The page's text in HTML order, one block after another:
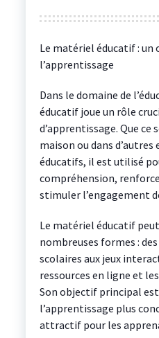
Le matériel éducatif :
l’apprentissage
Dans le domaine de
éducatif joue un rôle
d’apprentissage. Que ce
maison ou dans
éducatifs, il est utilisé
compréhension,
stimuler l’engagement
Le matériel éducatif
nombreuses formes :
scolaires aux jeux
ressources en ligne et
Son objectif principal
l’apprentissage plus
attractif pour les